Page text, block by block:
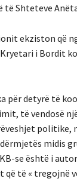
të Shteteve
ekziston që
i Bordit
për detyrë të
të vendosë
politike,
midis
se është i
që të « tregojnë